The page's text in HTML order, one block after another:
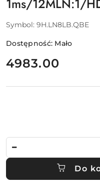
1ms/12MLN:1/
Symbol: 9H.LN8LB.QBE
Dostępność: Mało
cena:
4983.00
Do